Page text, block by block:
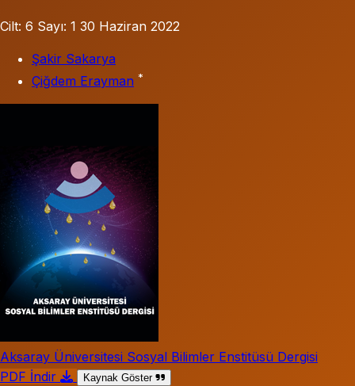
Cilt: 6 Sayı: 1 30 Haziran 2022
Şakir Sakarya
Çiğdem Erayman *
Aksaray Üniversitesi Sosyal Bilimler Enstitüsü Dergisi
PDF İndir
Kaynak Göster